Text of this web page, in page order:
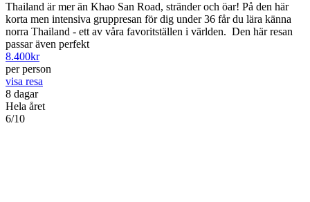
Thailand är mer än Khao San Road, stränder och öar! På den här
korta men intensiva gruppresan för dig under 36 får du lära känna
norra Thailand - ett av våra favoritställen i världen. Den här resan
passar även perfekt
8.400kr
per person
visa resa
8 dagar
Hela året
6/10